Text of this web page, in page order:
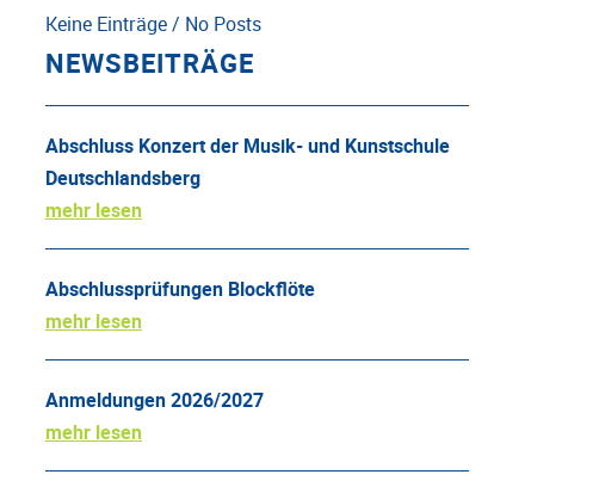
Keine Einträge / No Posts
NEWSBEITRÄGE
Abschluss Konzert der Musik- und Kunstschule
Deutschlandsberg
mehr lesen
Abschlussprüfungen Blockflöte
mehr lesen
Anmeldungen 2026/2027
mehr lesen